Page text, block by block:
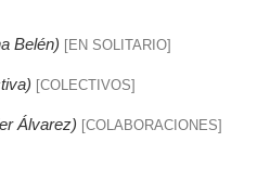
Belén) [EN SOLITARIO]
[COLECTIVOS]
Álvarez) [COLABORACIONES]